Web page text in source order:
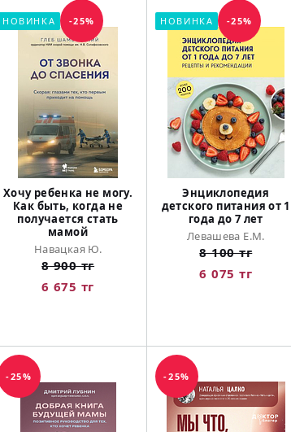
НОВИНКА -25%
Хочу ребенка не могу.
Как быть, когда не
получается стать
мамой
Навацкая Ю.
8 900 тг
6 675 тг
НОВИНКА -25%
Энциклопедия
детского питания от 1
года до 7 лет
Левашева Е.М.
8 100 тг
6 075 тг
-25% -25%